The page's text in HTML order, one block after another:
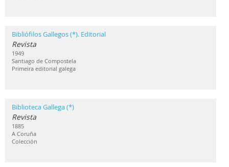
Bibliófilos Gallegos (*). Editorial
Revista
1949
Santiago de Compostela
Primeira editorial galega
Biblioteca Gallega (*)
Revista
1885
A Coruña
Colección